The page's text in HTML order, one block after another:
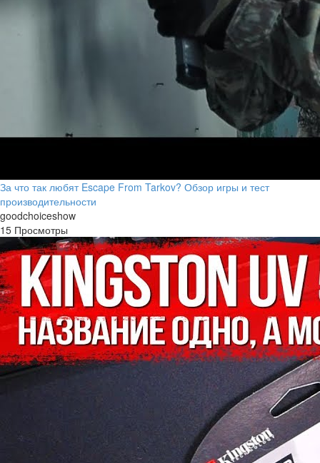
За что так любят Escape From Tarkov? Обзор игры и тест
производительности
goodchoiceshow
15 Просмотры